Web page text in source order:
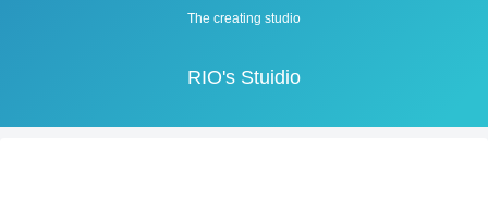
The creating studio
RIO's Stuidio